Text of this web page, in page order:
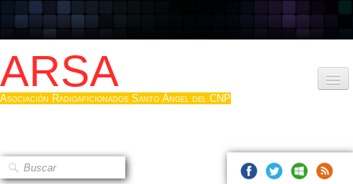
ARSA
Asociación Radioaficionados Santo Ángel del CNP
Que es la ARSA